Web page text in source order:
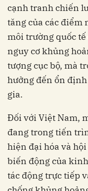
cạnh tranh chiến
tăng của các điểm
môi trường quốc
nguy cơ khủng
tượng cục bộ, mà
hưởng đến ổn
gia.
Đối với Việt Nam,
đang trong tiến
hiện đại hóa và
biến động của
tác động trực tiếp